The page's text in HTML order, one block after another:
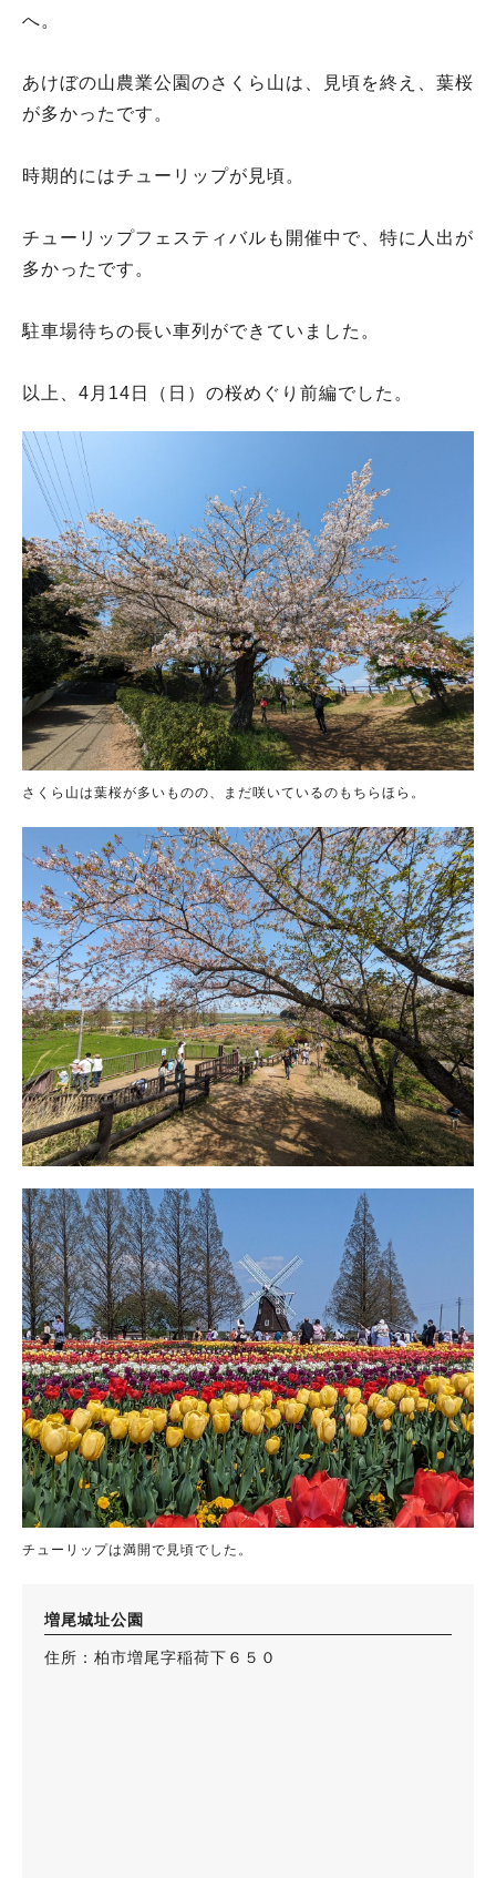
へ。
あけぼの山農業公園のさくら山は、見頃を終え、葉桜
が多かったです。
時期的にはチューリップが見頃。
チューリップフェスティバルも開催中で、特に人出が
多かったです。
駐車場待ちの長い車列ができていました。
以上、4月14日（日）の桜めぐり前編でした。
さくら山は葉桜が多いものの、まだ咲いているのもちらほら。
チューリップは満開で見頃でした。
増尾城址公園
住所：柏市増尾字稲荷下６５０